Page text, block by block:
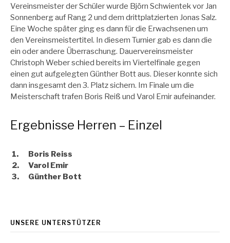
Vereinsmeister der Schüler wurde Björn Schwientek vor Jan
Sonnenberg auf Rang 2 und dem drittplatzierten Jonas Salz.
Eine Woche später ging es dann für die Erwachsenen um
den Vereinsmeistertitel. In diesem Turnier gab es dann die
ein oder andere Überraschung. Dauervereinsmeister
Christoph Weber schied bereits im Viertelfinale gegen
einen gut aufgelegten Günther Bott aus. Dieser konnte sich
dann insgesamt den 3. Platz sichern. Im Finale um die
Meisterschaft trafen Boris Reiß und Varol Emir aufeinander.
Ergebnisse Herren – Einzel
1.
Boris Reiss
2.
Varol Emir
3.
Günther Bott
UNSERE UNTERSTÜTZER